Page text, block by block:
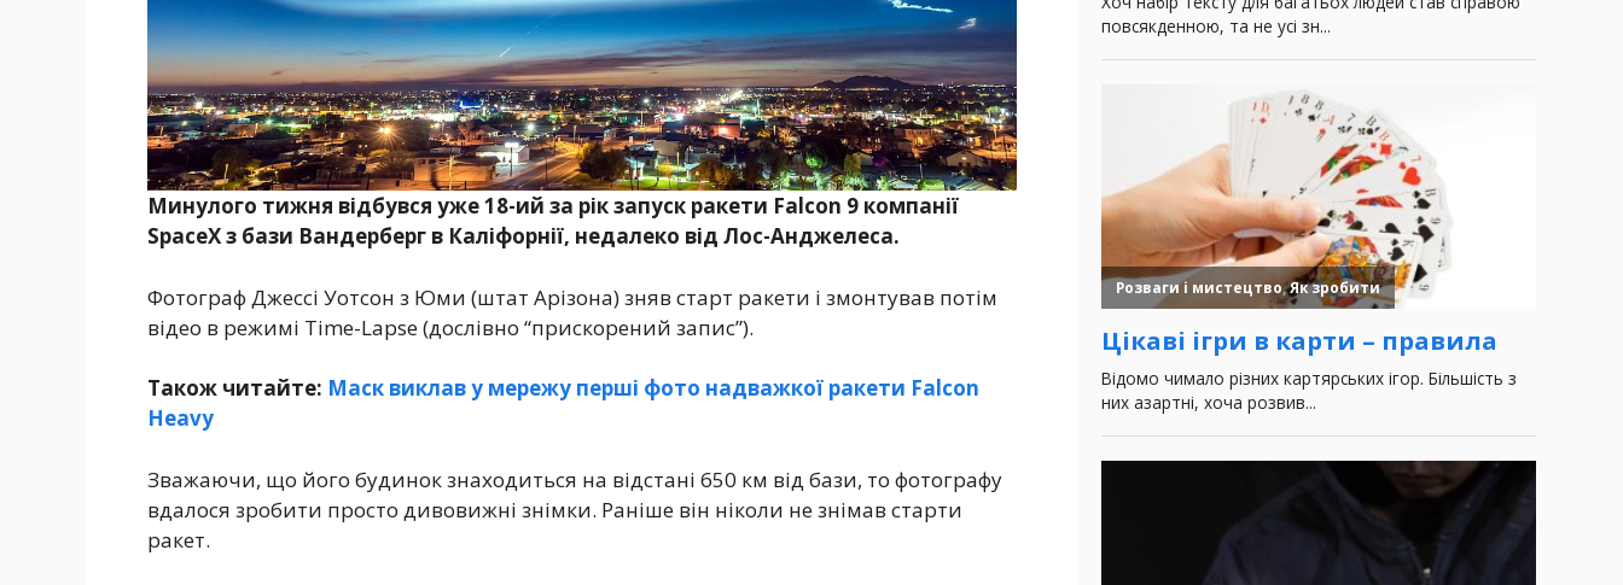
Минулого тижня відбувся уже 18-ий за рік запуск ракети Falcon 9 компанії
SpaceX з бази Вандерберг в Каліфорнії, недалеко від Лос-Анджелеса.
Фотограф Джессі Уотсон з Юми (штат Арізона) зняв старт ракети і змонтував потім
відео в режимі Time-Lapse (дослівно “прискорений запис”).
Також читайте: Маск виклав у мережу перші фото надважкої ракети Falcon
Heavy
Зважаючи, що його будинок знаходиться на відстані 650 км від бази, то фотографу
вдалося зробити просто дивовижні знімки. Раніше він ніколи не знімав старти
ракет.